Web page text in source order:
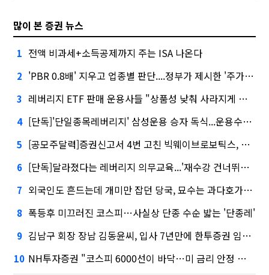
많이 본 증권 뉴스
1 전액 비과세+소득공제까지 주는 ISA 나온다
2 'PBR 0.8배' 지우고 업종별 판단....정부가 제시한 '주가 누르기' 방지법
3 레버리지 ETF 판매 운용사들 "상품성 낮춰 사라지게 해야"…일부 신중론도
4 [단독]'단일종목레버리지' 삼성운용 승자 독식...운용수익 미래에셋의 6배
5 [공모주달력]증권신고서 4번 고친 빅웨이브로보틱스, 수요예측
6 [단독]달라졌다는 레버리지 의무교육...'재수강 건너뛰기' 허점
7 외국인도 흔드는데 개미만 잡던 당국, 묘수는 과다호가부담금?
8 폭등후 미끄러진 코스피…사실상 단종 수순 밟는 '단종레'
9 김남구 회장 장남 김동윤씨, 입사 7년만에 한투증권 임원 승진
10 NH투자증권 "코스피 6000선이 바닥…미 금리 안정 후 추가 회복"